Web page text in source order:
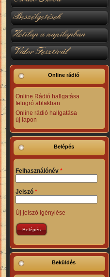
Beszélgetések
Hetilap a napilapban
Vidor Fesztivál
Online rádió
Online Rádió hallgatása
felugró ablakban
Online rádió hallgatása
új lapon
Belépés
Felhasználónév *
Jelszó *
Új jelszó igénylése
Beküldés